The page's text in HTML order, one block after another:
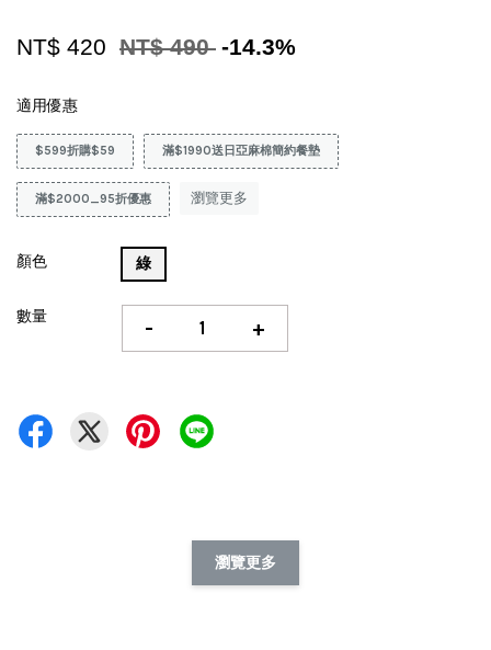
NT$ 420 NT$ 490 -14.3%
適用優惠
$599折購$59 滿$1990送日亞麻棉簡約餐墊
滿$2000_95折優惠 瀏覽更多
顏色 綠
數量 - +
瀏覽更多